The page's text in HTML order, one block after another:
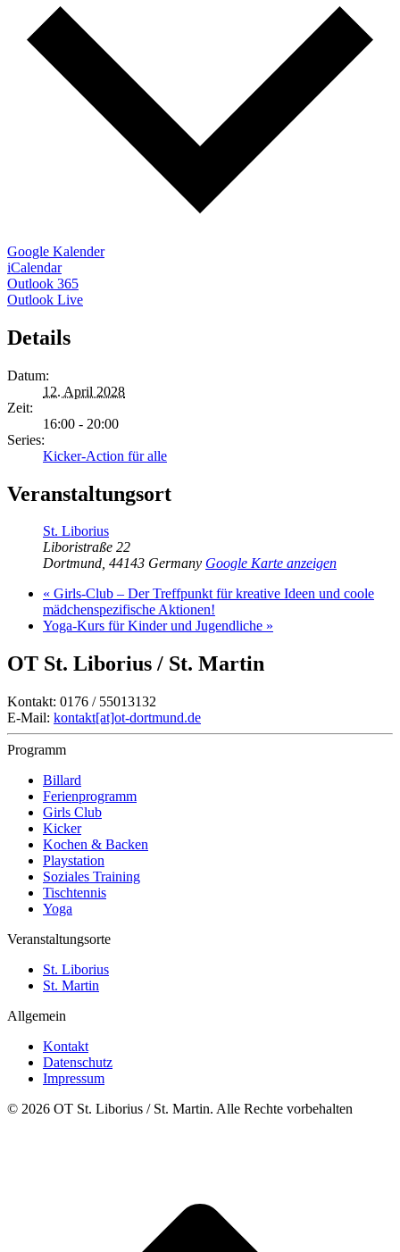
Google Kalender
iCalendar
Outlook 365
Outlook Live
Details
Datum:
12. April 2028
Zeit:
16:00 - 20:00
Series:
Kicker-Action für alle
Veranstaltungsort
St. Liborius
Liboristraße 22
Dortmund, 44143 Germany Google Karte anzeigen
« Girls-Club – Der Treffpunkt für kreative Ideen und coole
mädchenspezifische Aktionen!
Yoga-Kurs für Kinder und Jugendliche »
OT St. Liborius / St. Martin
Kontakt: 0176 / 55013132
E-Mail: kontakt[at]ot-dortmund.de
Programm
Billard
Ferienprogramm
Girls Club
Kicker
Kochen & Backen
Playstation
Soziales Training
Tischtennis
Yoga
Veranstaltungsorte
St. Liborius
St. Martin
Allgemein
Kontakt
Datenschutz
Impressum
© 2026 OT St. Liborius / St. Martin. Alle Rechte vorbehalten